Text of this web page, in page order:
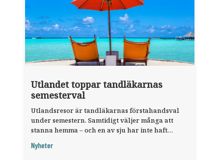
Utlandet toppar tandläkarnas
semesterval
Utlandsresor är tandläkarnas förstahandsval
under semestern. Samtidigt väljer många att
stanna hemma – och en av sju har inte haft
fråga".
Nyheter